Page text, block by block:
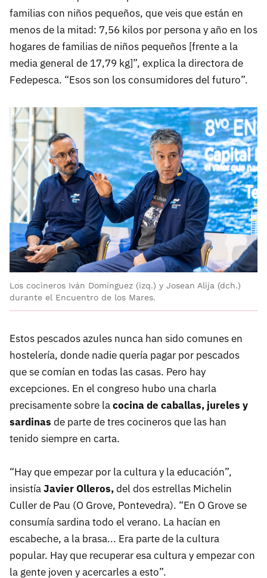
familias con niños pequeños, que veis que están en
menos de la mitad: 7,56 kilos por persona y año en los
hogares de familias de niños pequeños [frente a la
media general de 17,79 kg]”, explica la directora de
Fedepesca. “Esos son los consumidores del futuro”.
Los cocineros Iván Domínguez (izq.) y Josean Alija (dch.)
durante el Encuentro de los Mares.
Estos pescados azules nunca han sido comunes en
hostelería, donde nadie quería pagar por pescados
que se comían en todas las casas. Pero hay
excepciones. En el congreso hubo una charla
precisamente sobre lacocina de caballas, jureles y
sardinas de parte de tres cocineros que las han
tenido siempre en carta.
“Hay que empezar por la cultura y la educación”,
insistíaJavier Olleros,del dos estrellas Michelin
Culler de Pau (O Grove, Pontevedra). “En O Grove se
consumía sardina todo el verano. La hacían en
escabeche, a la brasa... Era parte de la cultura
popular. Hay que recuperar esa cultura y empezar con
la gente joven y acercarles a esto”.